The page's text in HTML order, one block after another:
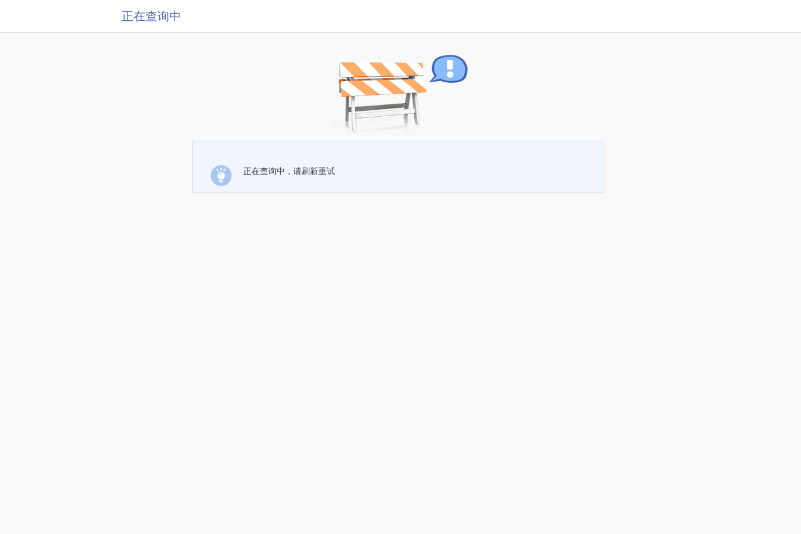
正在查询中
正在查询中，请刷新重试